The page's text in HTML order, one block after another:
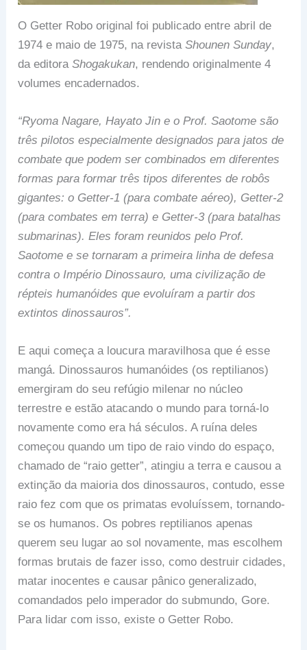
O Getter Robo original foi publicado entre abril de
1974 e maio de 1975, na revistaShounen Sunday,
da editoraShogakukan, rendendo originalmente 4
volumes encadernados.
“Ryoma Nagare, Hayato Jin e o Prof. Saotome são
três pilotos especialmente designados para jatos de
combate que podem ser combinados em diferentes
formas para formar três tipos diferentes de robôs
gigantes: o Getter-1 (para combate aéreo), Getter-2
(para combates em terra) e Getter-3 (para batalhas
submarinas). Eles foram reunidos pelo Prof.
Saotome e se tornaram a primeira linha de defesa
contra o Império Dinossauro, uma civilização de
répteis humanóides que evoluíram a partir dos
extintos dinossauros”.
E aqui começa a loucura maravilhosa que é esse
mangá. Dinossauros humanóides (os reptilianos)
emergiram do seu refúgio milenar no núcleo
terrestre e estão atacando o mundo para torná-lo
novamente como era há séculos. A ruína deles
começou quando um tipo de raio vindo do espaço,
chamado de “raio getter”, atingiu a terra e causou a
extinção da maioria dos dinossauros, contudo, esse
raio fez com que os primatas evoluíssem, tornando-
se os humanos. Os pobres reptilianos apenas
querem seu lugar ao sol novamente, mas escolhem
formas brutais de fazer isso, como destruir cidades,
matar inocentes e causar pânico generalizado,
comandados pelo imperador do submundo, Gore.
Para lidar com isso, existe o Getter Robo.